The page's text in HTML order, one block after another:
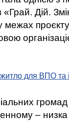
«Грай. Дій.
межах
житло для ВПО
громад
–